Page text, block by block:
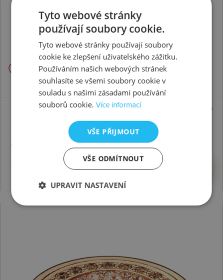
Skladem
Přívěsek Emozioni Giorno e Notte
Coin
2225 Kč
Koupit
Tyto webové stránky
používají soubory cookie.
Tyto webové stránky používají soubory
cookie ke zlepšení uživatelského zážitku.
Používáním našich webových stránek
souhlasíte se všemi soubory cookie v
souladu s našimi zásadami používání
souborů cookie.Více informací
VŠE PŘIJMOUT
VŠE ODMÍTNOUT
UPRAVIT NASTAVENÍ